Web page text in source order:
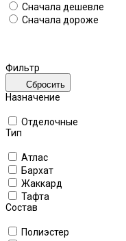
Сначала дешевле
Сначала дороже
Фильтр
Сбросить
Назначение
Отделочные
Тип
Атлас
Бархат
Жаккард
Тафта
Состав
Полиэстер